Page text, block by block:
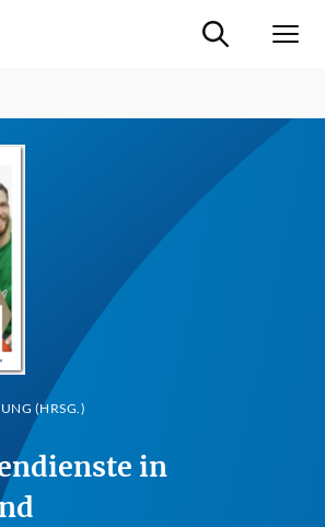
Suche ein-/
(HRSG.)
in